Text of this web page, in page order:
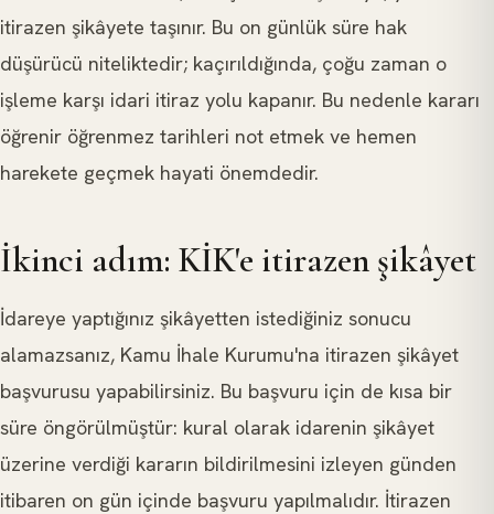
itirazen şikâyete taşınır. Bu on günlük süre hak
düşürücü niteliktedir; kaçırıldığında, çoğu zaman o
işleme karşı idari itiraz yolu kapanır. Bu nedenle kararı
öğrenir öğrenmez tarihleri not etmek ve hemen
harekete geçmek hayati önemdedir.
İkinci adım: KİK'e itirazen şikâyet
İdareye yaptığınız şikâyetten istediğiniz sonucu
alamazsanız, Kamu İhale Kurumu'na itirazen şikâyet
başvurusu yapabilirsiniz. Bu başvuru için de kısa bir
süre öngörülmüştür: kural olarak idarenin şikâyet
üzerine verdiği kararın bildirilmesini izleyen günden
itibaren on gün içinde başvuru yapılmalıdır. İtirazen